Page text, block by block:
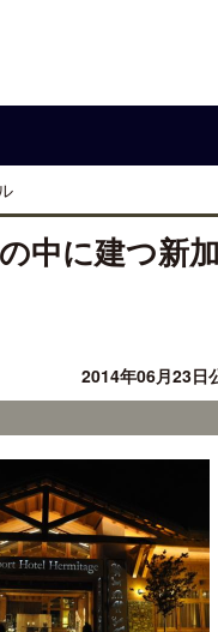
中に建つ新加
2014年06月23日